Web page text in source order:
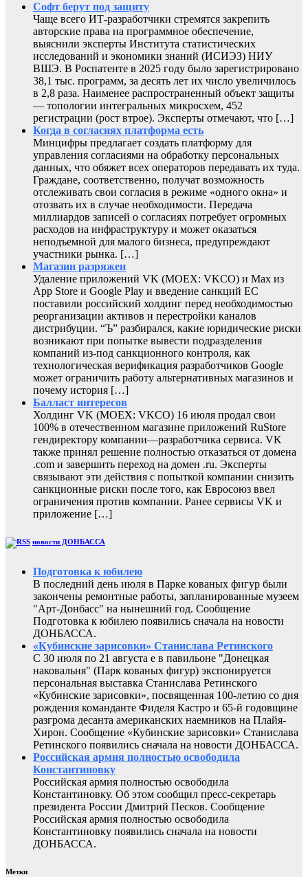
Софт берут под защиту
Чаще всего ИТ-разработчики стремятся закрепить
авторские права на программное обеспечение,
выяснили эксперты Института статистических
исследований и экономики знаний (ИСИЭЗ) НИУ
ВШЭ. В Роспатенте в 2025 году было зарегистрировано
38,1 тыс. программ, за десять лет их число увеличилось
в 2,8 раза. Наименее распространенный объект защиты
— топологии интегральных микросхем, 452
регистрации (рост втрое). Эксперты отмечают, что […]
Когда в согласиях платформа есть
Минцифры предлагает создать платформу для
управления согласиями на обработку персональных
данных, что обяжет всех операторов передавать их туда.
Граждане, соответственно, получат возможность
отслеживать свои согласия в режиме «одного окна» и
отозвать их в случае необходимости. Передача
миллиардов записей о согласиях потребует огромных
расходов на инфраструктуру и может оказаться
неподъемной для малого бизнеса, предупреждают
участники рынка. […]
Магазин разряжен
Удаление приложений VK (MOEX: VKCO) и Max из
App Store и Google Play и введение санкций ЕС
поставили российский холдинг перед необходимостью
реорганизации активов и перестройки каналов
дистрибуции. “Ъ” разбирался, какие юридические риски
возникают при попытке вывести подразделения
компаний из-под санкционного контроля, как
технологическая верификация разработчиков Google
может ограничить работу альтернативных магазинов и
почему история […]
Балласт интересов
Холдинг VK (MOEX: VKCO) 16 июля продал свои
100% в отечественном магазине приложений RuStore
гендиректору компании—разработчика сервиса. VK
также принял решение полностью отказаться от домена
.com и завершить переход на домен .ru. Эксперты
связывают эти действия с попыткой компании снизить
санкционные риски после того, как Евросоюз ввел
ограничения против компании. Ранее сервисы VK и
приложение […]
новости ДОНБАССА
Подготовка к юбилею
В последний день июля в Парке кованых фигур были
закончены ремонтные работы, запланированные музеем
"Арт-Донбасс" на нынешний год. Сообщение
Подготовка к юбилею появились сначала на новости
ДОНБАССА.
«Кубинские зарисовки» Станислава Ретинского
С 30 июля по 21 августа е в павильоне "Донецкая
наковальня" (Парк кованых фигур) экспонируется
персональная выставка Станислава Ретинского
«Кубинские зарисовки», посвященная 100-летию со дня
рождения команданте Фиделя Кастро и 65-й годовщине
разгрома десанта американских наемников на Плайя-
Хирон. Сообщение «Кубинские зарисовки» Станислава
Ретинского появились сначала на новости ДОНБАССА.
Российская армия полностью освободила
Константиновку
Российская армия полностью освободила
Константиновку. Об этом сообщил пресс-секретарь
президента России Дмитрий Песков. Сообщение
Российская армия полностью освободила
Константиновку появились сначала на новости
ДОНБАССА.
Метки